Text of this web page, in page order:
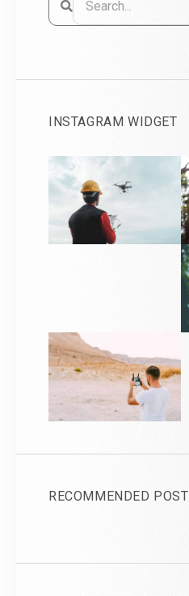
INSTAGRAM WIDGET
RECOMMENDED POST